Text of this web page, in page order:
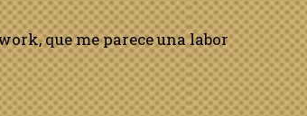
que me parece una labor